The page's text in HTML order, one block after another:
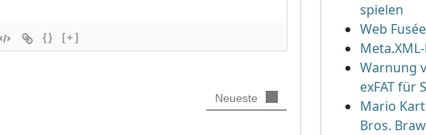
{} [+]
Neueste
spielen
Web
Warnung
exFAT für
Mario
Bros.